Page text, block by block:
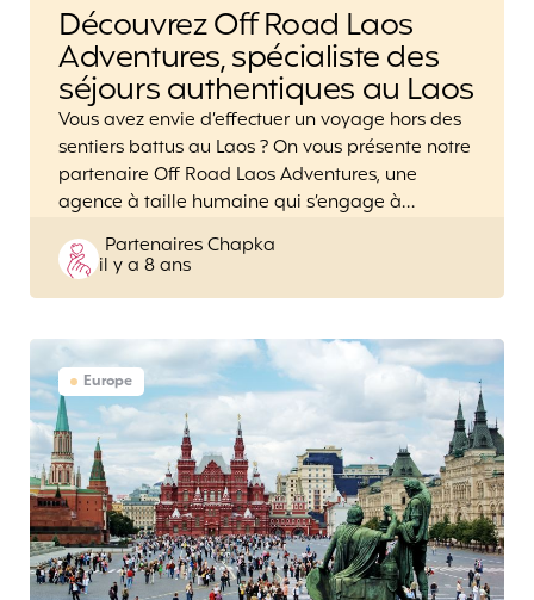
Découvrez Off Road Laos
Adventures, spécialiste des
séjours authentiques au Laos
Vous avez envie d’effectuer un voyage hors des
sentiers battus au Laos ? On vous présente notre
partenaire Off Road Laos Adventures, une
agence à taille humaine qui s’engage à…
Posted
by
Partenaires Chapka
il y a 8 ans
Europe